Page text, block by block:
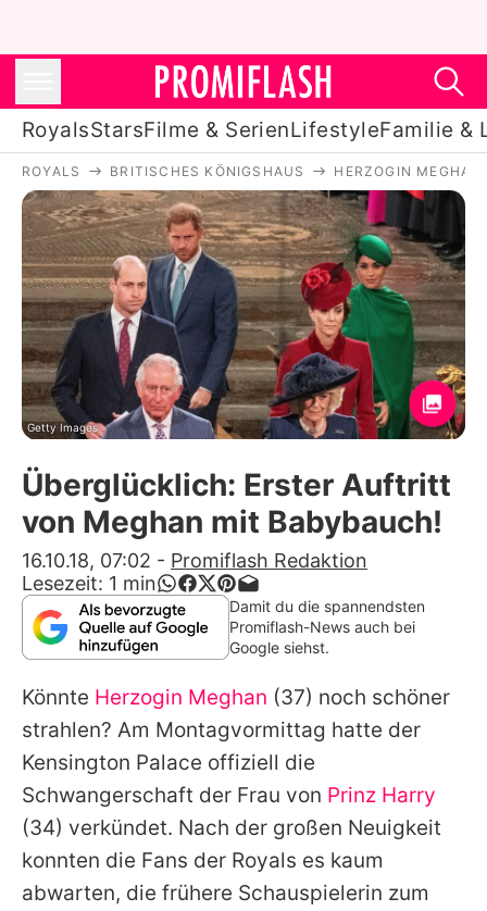
RoyalsStarsFilme & SerienLifestyleFamilie &
Royals
Stars
Filme & Serien
Lifestyle
Familie & Liebe
Promiflash Exklusiv
Alle Themen auf Promiflash
App runterladen
Team
Redaktionelle Richtlinien
Impressum
Nutzungsbedingungen
Utiq verwalten
ROYALS BRITISCHES KÖNIGSHAUS HERZOGIN MEGHAN
Getty Images
Überglücklich: Erster Auftritt
von Meghan mit Babybauch!
16.10.18, 07:02 - Promiflash Redaktion
Lesezeit: 1 min
Damit du die spannendsten
Promiflash-News auch bei
Google siehst.
Könnte Herzogin Meghan (37) noch schöner
strahlen? Am Montagvormittag hatte der
Kensington Palace offiziell die
Schwangerschaft der Frau von Prinz Harry
(34) verkündet. Nach der großen Neuigkeit
konnten die Fans der Royals es kaum
abwarten, die frühere Schauspielerin zum